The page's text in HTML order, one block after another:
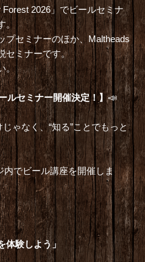
2026」でビールセミナ
。
プセミナーのほか、Maltheads
セミナーです。
。
ルセミナー開催決定！】📣
ゃなく、“知る”ことでもっと
でビール講座を開催しま
体験しよう」